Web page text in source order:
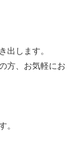
出します。
方、お気軽にお
。